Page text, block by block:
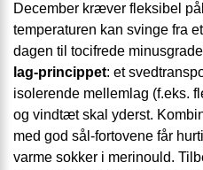
December kræver fleksibel
temperaturen kan svinge fra
dagen til tocifrede
lag-princippet: et
isolerende mellemlag (f.eks.
og vindtæt skal yderst.
med god sål-fortovene får
varme sokker i merinould.